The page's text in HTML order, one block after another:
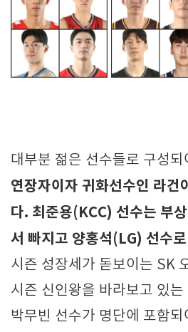
대부분 젊은 선수들로 구성되
연장자이자 귀화선수인 라건
다. 최준용(KCC) 선수는 부
서 빠지고 양홍석(LG) 선수로
시즌 성장세가 돋보이는 SK
시즌 신인왕을 바라보고 있는
박무빈 선수가 명단에 포함되